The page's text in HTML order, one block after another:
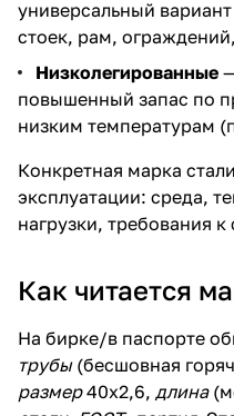
универсальный
стоек, рам,
Низколегированные
повышенный запас по
низким температурам
Конкретная марка
эксплуатации: среда,
нагрузки, требования
Как читается
На бирке/в паспорте
трубы(бесшовная
размер40х2,6, длина